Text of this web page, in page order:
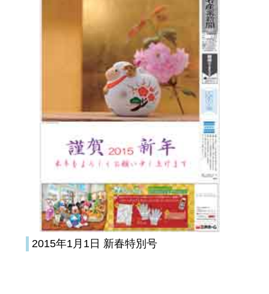
2015年1月1日 新春特別号